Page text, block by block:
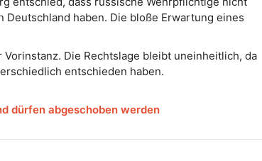
haben. Die bloße Erwartung eines
Die Rechtslage bleibt uneinheitlich, da
entschieden haben.
dürfen abgeschoben werden